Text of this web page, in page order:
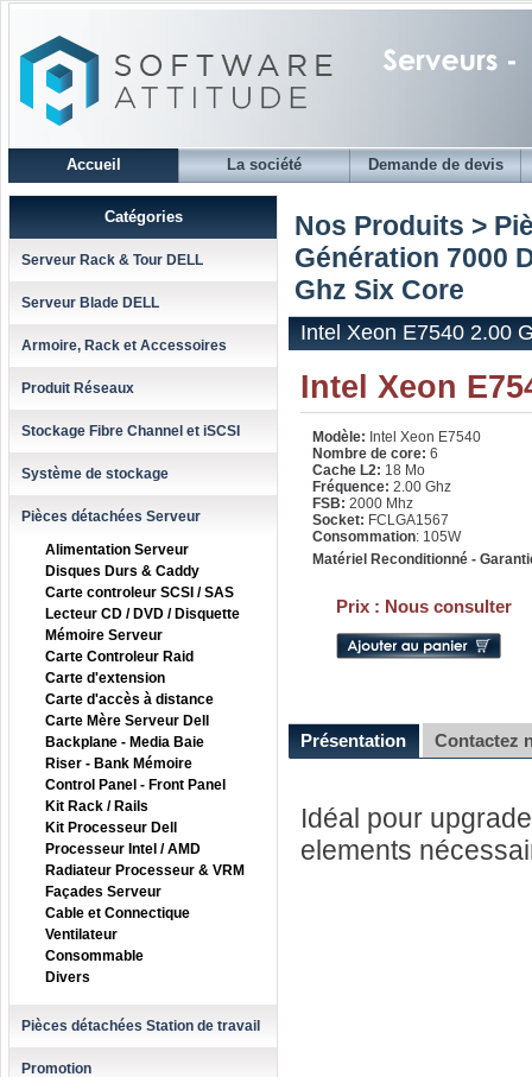
Accueil La société Demande de devis
Catégories
Serveur Rack & Tour DELL
Serveur Blade DELL
Armoire, Rack et Accessoires
Produit Réseaux
Stockage Fibre Channel et iSCSI
Système de stockage
Pièces détachées Serveur
Alimentation Serveur
Disques Durs & Caddy
Carte controleur SCSI / SAS
Lecteur CD / DVD / Disquette
Mémoire Serveur
Carte Controleur Raid
Carte d'extension
Carte d'accès à distance
Carte Mère Serveur Dell
Backplane - Media Baie
Riser - Bank Mémoire
Control Panel - Front Panel
Kit Rack / Rails
Kit Processeur Dell
Processeur Intel / AMD
Radiateur Processeur & VRM
Façades Serveur
Cable et Connectique
Ventilateur
Consommable
Divers
Pièces détachées Station de travail
Promotion
Nos Produits >
Génération 7000
Ghz Six Core
Intel Xeon E7540 2.00
Intel Xeon
Modèle: Intel Xeon E7540
Nombre de core: 6
Cache L2: 18 Mo
Fréquence: 2.00 Ghz
FSB: 2000 Mhz
Socket: FCLGA1567
Consommation: 105W
Matériel Reconditionné -
Prix : Nous consulter
Présentation Contactez
Idéal pour
elements